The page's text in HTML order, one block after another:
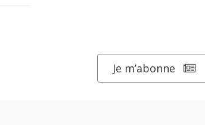
Je m’abonne